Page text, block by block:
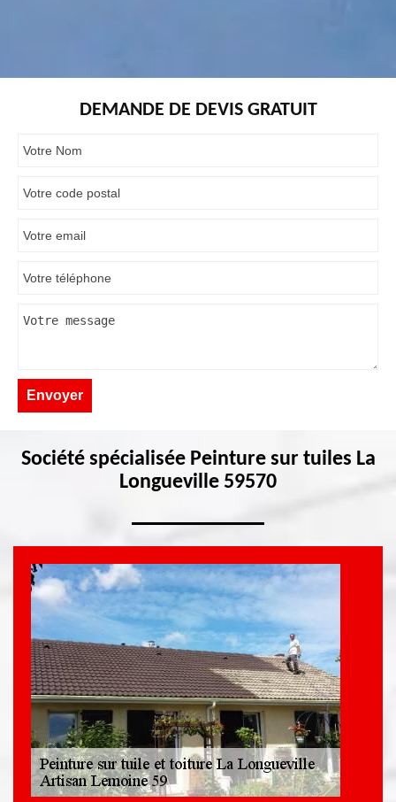
DEMANDE DE DEVIS GRATUIT
Société spécialisée Peinture sur tuiles La
Longueville 59570